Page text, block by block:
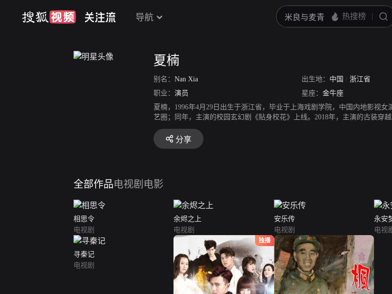
导航
夏楠
别名： Nan Xia 出生地： 中国 / 浙江省
职业： 演员 星座： 金牛座
夏楠，1996年4月29日出生于浙江省，毕业于上海戏剧学院，中国内地影视
艺圈；同年，主演的校园玄幻剧《贴身校花》上线。2018年，主演的古装穿
装剧《鹤唳华亭》相继播出。2021年，主演的古装爱情剧《我就是这般女子
剧《永安梦》。
分享
全部作品电视剧 电影
相思令
电视剧
余烬之上
电视剧
安乐传
电视剧
永安
电视
寻秦记
电视剧
独播